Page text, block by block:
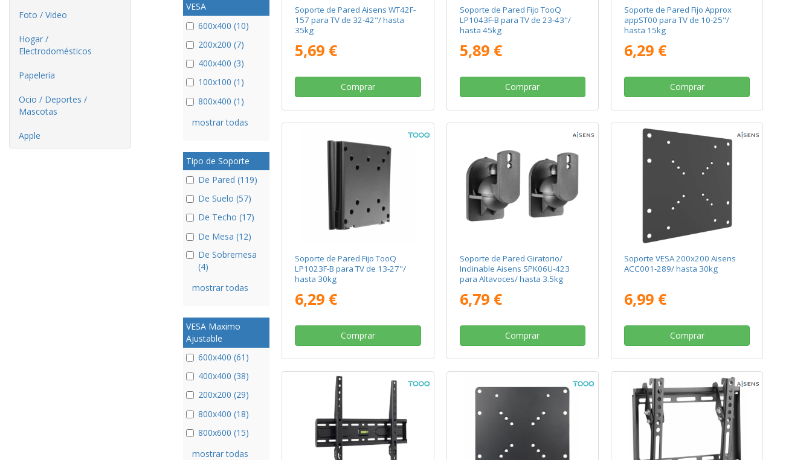
Foto / Video
Hogar /
Electrodomésticos
Papelería
Ocio / Deportes /
Mascotas
Apple
VESA
600x400 (10)
200x200 (7)
400x400 (3)
100x100 (1)
800x400 (1)
mostrar todas
Tipo de Soporte
De Pared (119)
De Suelo (57)
De Techo (17)
De Mesa (12)
De Sobremesa
(4)
mostrar todas
VESA Maximo
Ajustable
600x400 (61)
400x400 (38)
200x200 (29)
800x400 (18)
800x600 (15)
mostrar todas
Soporte de Pared Aisens WT42F-
157 para TV de 32-42"/ hasta
35kg
5,69 €
Comprar
Soporte de Pared Fijo TooQ
LP1043F-B para TV de 23-43"/
hasta 45kg
5,89 €
Comprar
Soporte de Pared Fijo Approx
appST00 para TV de 10-25"/
hasta 15kg
6,29 €
Comprar
Soporte de Pared Fijo TooQ
LP1023F-B para TV de 13-27"/
hasta 30kg
6,29 €
Comprar
Soporte de Pared Giratorio/
Inclinable Aisens SPK06U-423
para Altavoces/ hasta 3.5kg
6,79 €
Comprar
Soporte VESA 200x200 Aisens
ACC001-289/ hasta 30kg
6,99 €
Comprar